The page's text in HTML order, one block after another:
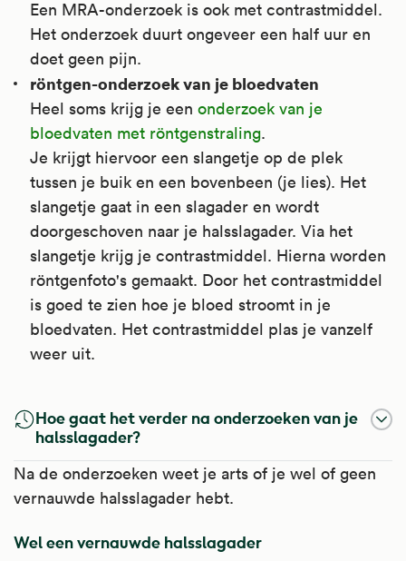
Een MRA-onderzoek is ook met contrastmiddel.
Het onderzoek duurt ongeveer een half uur en
doet geen pijn.
röntgen-onderzoek van je bloedvaten
Heel soms krijg je een onderzoek van je
bloedvaten met röntgenstraling.
Je krijgt hiervoor een slangetje op de plek
tussen je buik en een bovenbeen (je lies). Het
slangetje gaat in een slagader en wordt
doorgeschoven naar je halsslagader. Via het
slangetje krijg je contrastmiddel. Hierna worden
röntgenfoto's gemaakt. Door het contrastmiddel
is goed te zien hoe je bloed stroomt in je
bloedvaten. Het contrastmiddel plas je vanzelf
weer uit.
Hoe gaat het verder na onderzoeken van je
halsslagader?
Na de onderzoeken weet je arts of je wel of geen
vernauwde halsslagader hebt.
Wel een vernauwde halsslagader